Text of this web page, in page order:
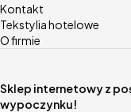
Kontakt
Tekstylia hotelowe
O firmie
Sklep internetowy z
wypoczynku!